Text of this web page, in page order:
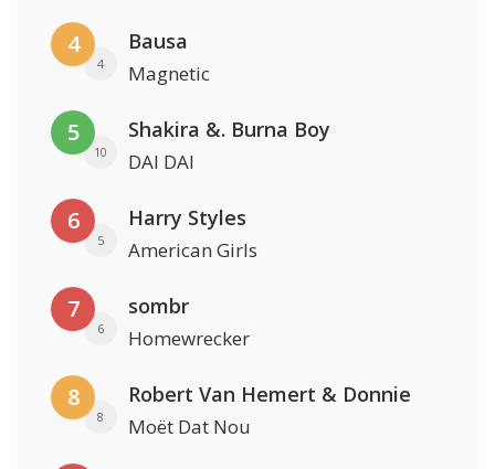
4
4
Bausa
Magnetic
5
10
Shakira &. Burna Boy
DAI DAI
6
5
Harry Styles
American Girls
7
6
sombr
Homewrecker
8
8
Robert Van Hemert & Donnie
Moët Dat Nou